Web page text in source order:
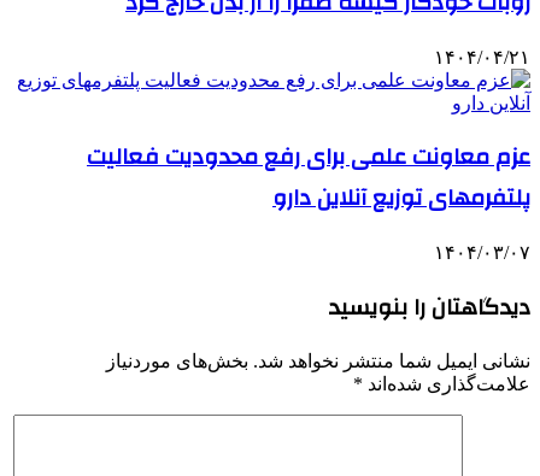
۱۴۰۴/۰۴/۲۱
عزم معاونت علمی برای رفع محدودیت فعالیت
پلتفرمهای توزیع آنلاین دارو
۱۴۰۴/۰۳/۰۷
دیدگاهتان را بنویسید
نشانی ایمیل شما منتشر نخواهد شد. بخش‌های موردنیاز
علامت‌گذاری شده‌اند *